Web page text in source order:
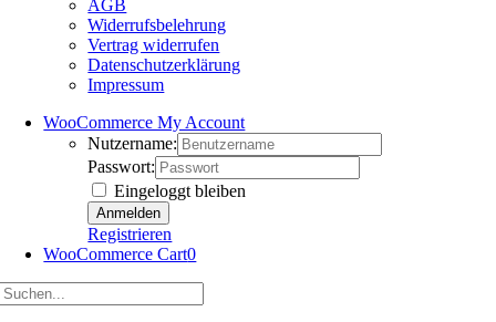
AGB
Widerrufsbelehrung
Vertrag widerrufen
Datenschutzerklärung
Impressum
WooCommerce My Account
Nutzername:
Passwort:
Eingeloggt bleiben
Registrieren
WooCommerce Cart0